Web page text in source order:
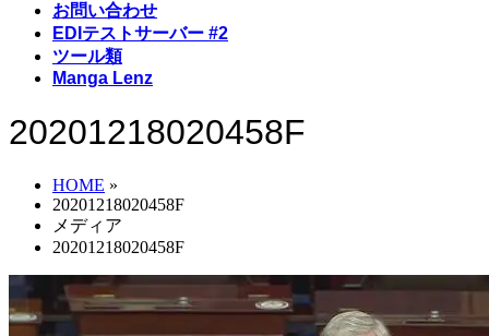
お問い合わせ
EDIテストサーバー #2
ツール類
Manga Lenz
20201218020458F
HOME »
20201218020458F
メディア
20201218020458F